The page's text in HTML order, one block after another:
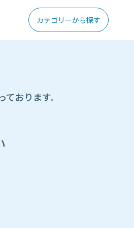
カテゴリーから探す
おります。